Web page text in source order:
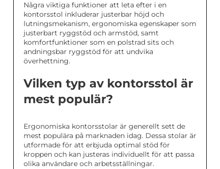
Några viktiga funktioner att leta efter i en
kontorsstol inkluderar justerbar höjd och
lutningsmekanism, ergonomiska egenskaper som
justerbart ryggstöd och armstöd, samt
komfortfunktioner som en polstrad sits och
andningsbar ryggstöd för att undvika
överhettning.
Vilken typ av kontorsstol är
mest populär?
Ergonomiska kontorsstolar är generellt sett de
mest populära på marknaden idag. Dessa stolar är
utformade för att erbjuda optimal stöd för
kroppen och kan justeras individuellt för att passa
olika användare och arbetsställningar.